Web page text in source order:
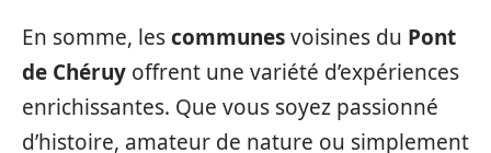
En somme, lescommunesvoisines du Pont
de Chéruy offrent une variété d’expériences
enrichissantes. Que vous soyez passionné
d’histoire, amateur de nature ou simplement